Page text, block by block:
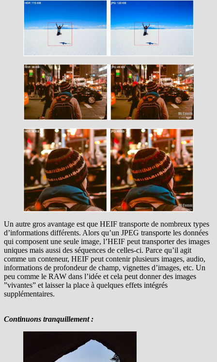
Un autre gros avantage est que HEIF transporte de nombreux types
d’informations différents. Alors qu’un JPEG transporte les données
qui composent une seule image, l’HEIF peut transporter des images
uniques mais aussi des séquences de celles-ci. Parce qu’il agit
comme un conteneur, HEIF peut contenir plusieurs images, audio,
informations de profondeur de champ, vignettes d’images, etc. Un
peu comme le RAW dans l’idée et cela peut donner des images
”vivantes” et laisser la place à quelques effets intégrés
supplémentaires.
Continuons tranquillement :